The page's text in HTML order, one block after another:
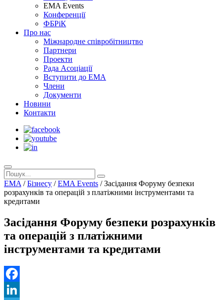
EMA Events
Конференції
ФБРіК
Про нас
Міжнародне співробітництво
Партнери
Проекти
Рада Асоціації
Вступити до ЕМА
Члени
Документи
Новини
Контакти
EMA /Бізнесу /EMA Events /Засідання Форуму безпеки
розрахунків та операцій з платіжними інструментами та
кредитами
Засідання Форуму безпеки розрахунків
та операцій з платіжними
інструментами та кредитами
Facebook